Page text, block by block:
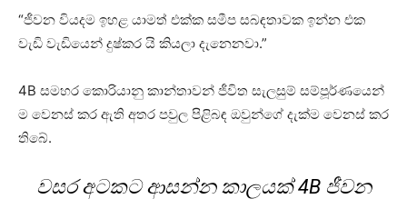
“ජීවන වියදම ඉහළ යාමත් එක්ක සමීප සබඳතාවක ඉන්න එක
වැඩි වැඩියෙන් දුෂ්කර යි කියලා දැනෙනවා.”
4B සමහර කොරියානු කාන්තාවන් ජීවිත සැලසුම් සම්පූර්ණයෙන්
ම වෙනස් කර ඇති අතර පවුල පිළිබඳ ඔවුන්ගේ දැක්ම වෙනස් කර
තිබේ.
වසර අටකට ආසන්න කාලයක් 4B ජීවන